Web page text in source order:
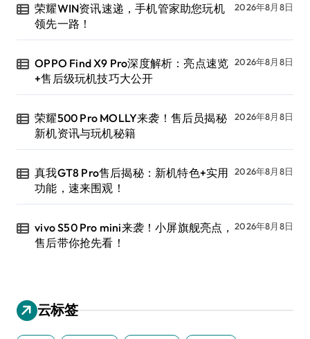
荣耀WIN资讯速递，手机管家助您玩机
领先一路！
2026年8月8日
OPPO Find X9 Pro深度解析：亮点速览
+售后级玩机技巧大公开
2026年8月8日
荣耀500 Pro MOLLY来袭！售后员揭秘
新机资讯与玩机秘籍
2026年8月8日
真我GT8 Pro售后揭秘：新机特色+实用
功能，速来围观！
2026年8月8日
vivo S50 Pro mini来袭！小屏旗舰亮点，
售后带你抢先看！
2026年8月8日
云标签